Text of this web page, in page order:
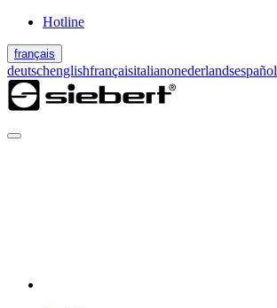
Hotline
français
deutschenglishfrançaisitalianonederlandsespañol